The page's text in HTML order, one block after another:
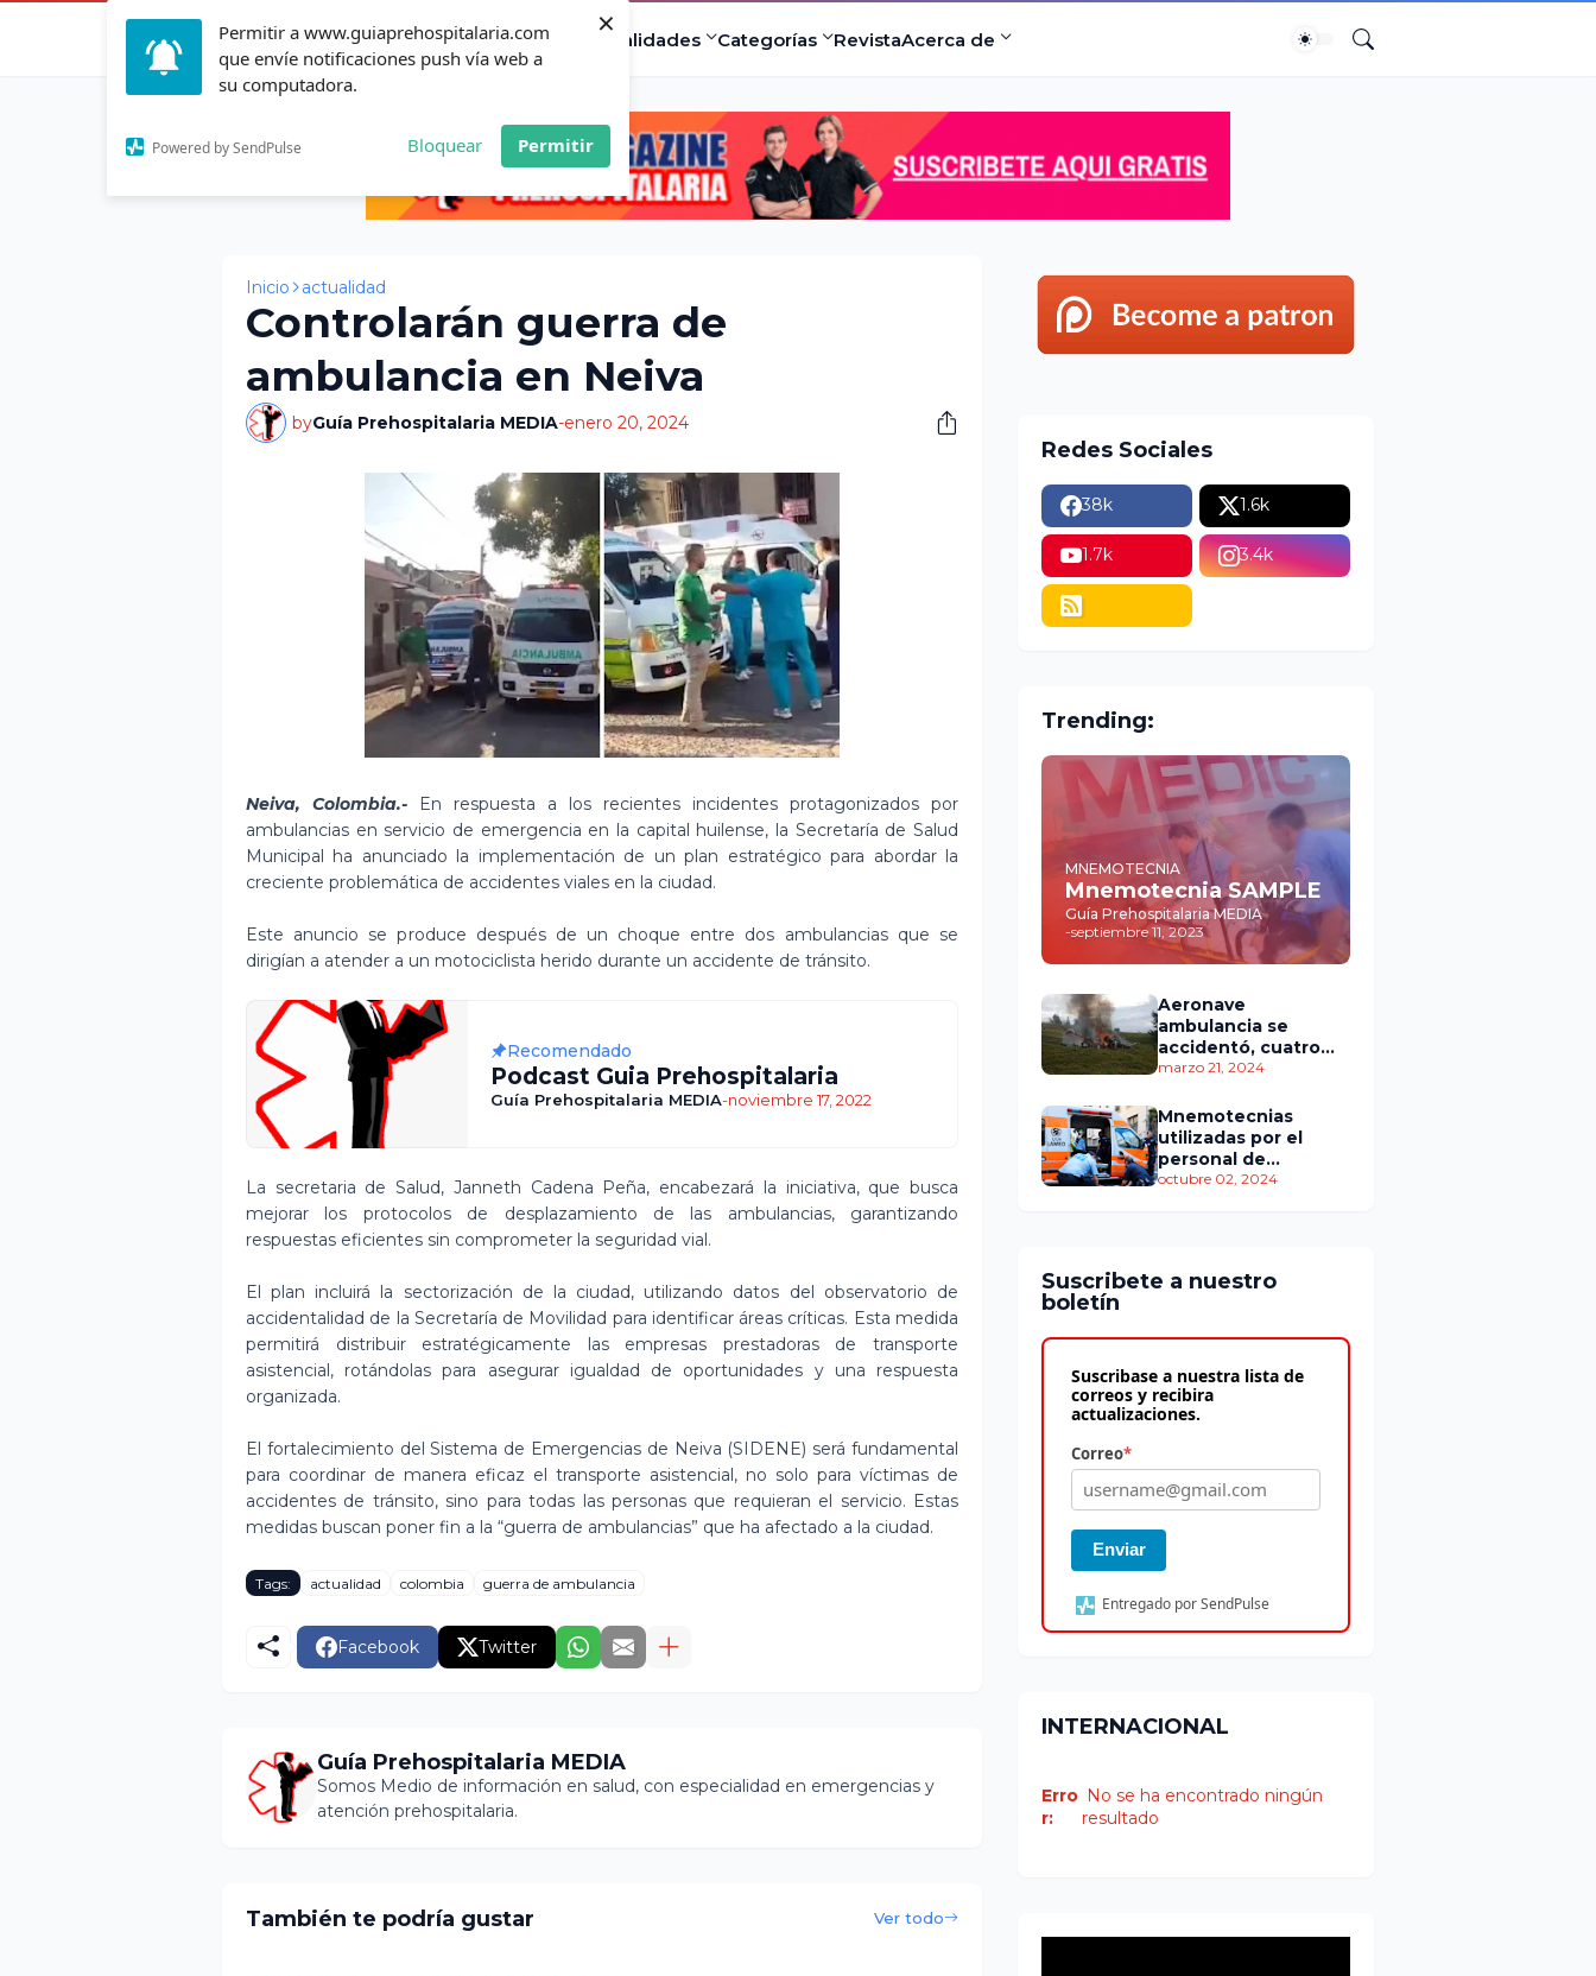
Permitir a www.guiaprehospitalaria.com
que envíe notificaciones push vía web a
su computadora.
Powered by SendPulse Bloquear Permitir
×
InicioActualidad Especialidades Categorías RevistaAcerca de
Inicio actualidad
Controlarán guerra de
ambulancia en Neiva
byGuía Prehospitalaria MEDIA-enero 20, 2024
Neiva, Colombia.- En respuesta a los recientes incidentes protagonizados por
ambulancias en servicio de emergencia en la capital huilense, la Secretaría de Salud
Municipal ha anunciado la implementación de un plan estratégico para abordar la
creciente problemática de accidentes viales en la ciudad.
Este anuncio se produce después de un choque entre dos ambulancias que se
dirigían a atender a un motociclista herido durante un accidente de tránsito.
Recomendado
Podcast Guia Prehospitalaria
Guía Prehospitalaria MEDIA-noviembre 17, 2022
La secretaria de Salud, Janneth Cadena Peña, encabezará la iniciativa, que busca
mejorar los protocolos de desplazamiento de las ambulancias, garantizando
respuestas eficientes sin comprometer la seguridad vial.
El plan incluirá la sectorización de la ciudad, utilizando datos del observatorio de
accidentalidad de la Secretaría de Movilidad para identificar áreas críticas. Esta medida
permitirá distribuir estratégicamente las empresas prestadoras de transporte
asistencial, rotándolas para asegurar igualdad de oportunidades y una respuesta
organizada.
El fortalecimiento del Sistema de Emergencias de Neiva (SIDENE) será fundamental
para coordinar de manera eficaz el transporte asistencial, no solo para víctimas de
accidentes de tránsito, sino para todas las personas que requieran el servicio. Estas
medidas buscan poner fin a la “guerra de ambulancias” que ha afectado a la ciudad.
Tags: actualidad colombia guerra de ambulancia
Facebook Twitter
Guía Prehospitalaria MEDIA
Somos Medio de información en salud, con especialidad en emergencias y
atención prehospitalaria.
También te podría gustar Ver todo
Redes Sociales
38k 1.6k
1.7k 3.4k
Trending:
MNEMOTECNIA
Mnemotecnia SAMPLE
Guía Prehospitalaria MEDIA
-septiembre 11, 2023
Aeronave
ambulancia se
accidentó, cuatro
personas murieron
marzo 21, 2024
Mnemotecnias
utilizadas por el
personal de
atención
octubre 02, 2024
Suscribete a nuestro
boletín
Suscribase a nuestra lista de
correos y recibira
actualizaciones.
Correo*
Enviar
Entregado por SendPulse
INTERNACIONAL
Erro
r:
No se ha encontrado ningún
resultado